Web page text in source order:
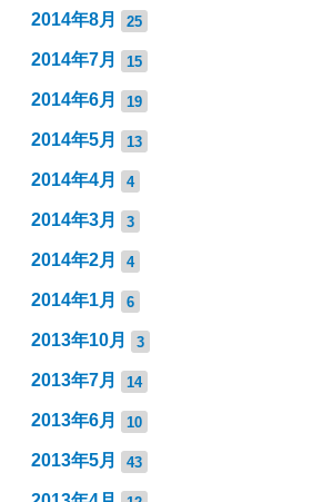
2014年8月 25
2014年7月 15
2014年6月 19
2014年5月 13
2014年4月 4
2014年3月 3
2014年2月 4
2014年1月 6
2013年10月 3
2013年7月 14
2013年6月 10
2013年5月 43